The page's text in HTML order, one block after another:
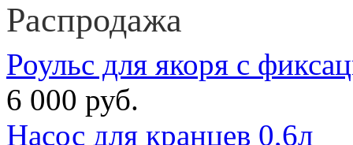
Распродажа
Роульс для якоря с
6 000 руб.
Насос для кранцев 0,6л